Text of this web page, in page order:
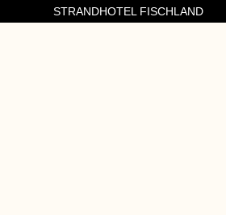
STRANDHOTEL FISCHLAND